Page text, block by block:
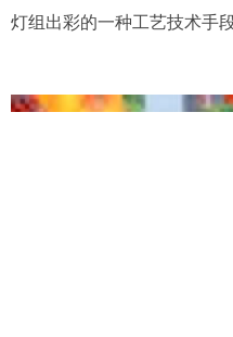
灯组出彩的一种工艺技术手段